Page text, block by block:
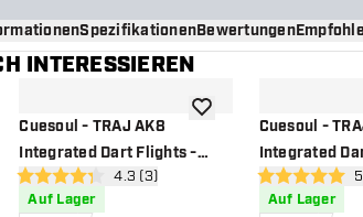
SpezifikationenBewertungen
INTERESSIEREN
öffnen
hinzufügen
Cuesoul - TRAJ AK8
Integrated Dart Flights -
Diamond Shape - White -
Dart Flights
Bewertungsbereich öffnen
4.3 Bewertungssterne
4.3 (3)
Auf Lager
Zur Wunschliste
Cuesoul -
Integrated
Cloud Shape -
Flights
5
Auf Lager